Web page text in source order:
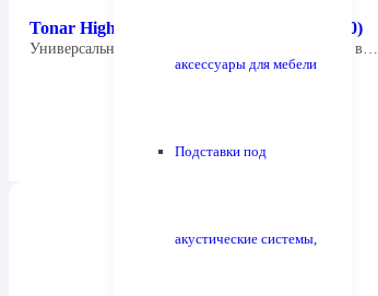
аксессуары для мебели
Подставки под
акустические системы,
Tonar High End Headshell SME Type (4420)
Универсальный держатель картриджей типа OM в…